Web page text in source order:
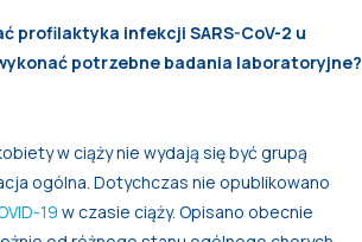
profilaktyka infekcji SARS-CoV-2 u
potrzebne badania laboratoryjne?
w ciąży nie wydają się być grupą
ogólna. Dotychczas nie opublikowano
19 w czasie ciąży. Opisano obecnie